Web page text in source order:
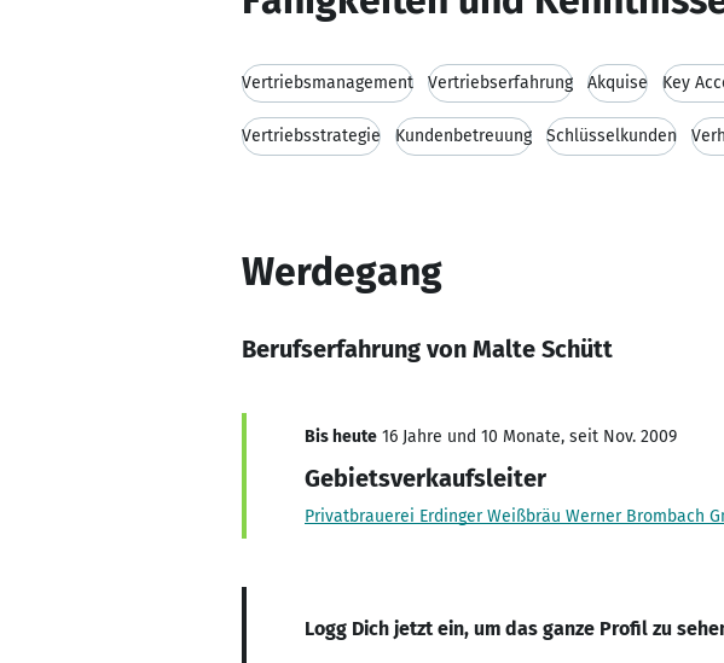
Vertriebsmanagement Vertriebserfahrung Akquise Key
Vertriebsstrategie Kundenbetreuung Schlüsselkunden
Werdegang
Berufserfahrung von Malte Schütt
Bis heute 16 Jahre und 10 Monate, seit Nov. 2009
Gebietsverkaufsleiter
Privatbrauerei Erdinger Weißbräu Werner Brombach
Logg Dich jetzt ein, um das ganze Profil zu